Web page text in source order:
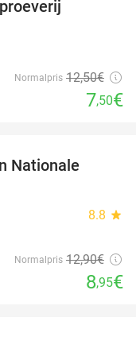
Normalpris 12,50€
7,50€
Nationale
8.8 star
Normalpris 12,90€
8,95€